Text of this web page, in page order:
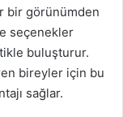
bir görünümden
seçenekler
buluşturur.
bireyler için bu
sağlar.